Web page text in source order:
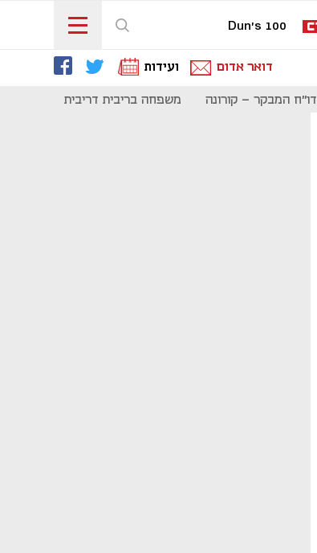
Dun's 100
דואר אדום ועידות
דו"ח המבקר - קורונה משפחה בריבית דריבית